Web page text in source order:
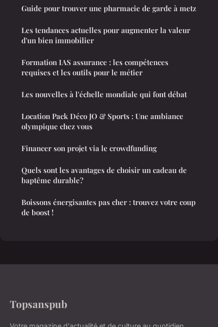
Guide pour trouver une pharmacie de garde à metz
Les tendances actuelles pour augmenter la valeur
d'un bien immobilier
Formation IAS assurance : les compétences
requises et les outils pour le métier
Les nouvelles à l'échelle mondiale qui font débat
Location Pack Déco JO & Sports : Une ambiance
olympique chez vous
Financer son projet via le crowdfunding
Quels sont les avantages de choisir un cadeau de
baptême durable?
Boissons énergisantes pas cher : trouvez votre coup
de boost !
Topsanspub